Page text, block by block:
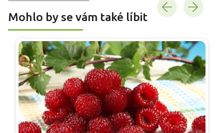
Mohlo by se vám také líbit